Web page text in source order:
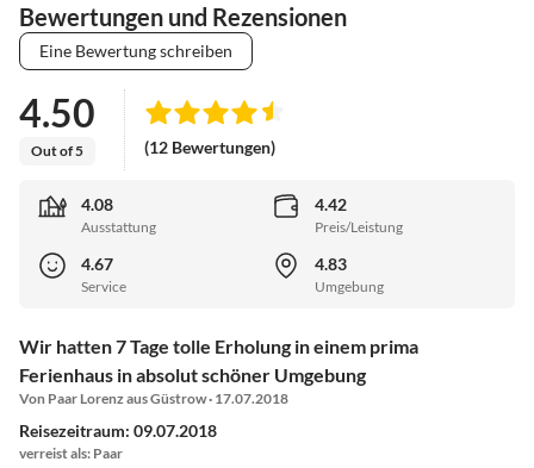
Bewertungen und Rezensionen
Eine Bewertung schreiben
4.50
Out of 5 (12 Bewertungen)
4.08
Ausstattung
4.42
Preis/Leistung
4.67
Service
4.83
Umgebung
Wir hatten 7 Tage tolle Erholung in einem prima
Ferienhaus in absolut schöner Umgebung
Von Paar Lorenz aus Güstrow · 17.07.2018
Reisezeitraum: 09.07.2018
verreist als: Paar